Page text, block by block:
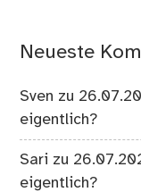
Neueste
Sven zu
eigentlich?
Sari zu
eigentlich?